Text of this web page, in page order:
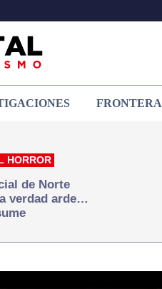
FRONTERA
HORROR
de Norte
verdad arde…